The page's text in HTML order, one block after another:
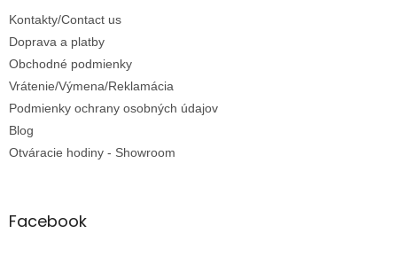
Kontakty/Contact us
Doprava a platby
Obchodné podmienky
Vrátenie/Výmena/Reklamácia
Podmienky ochrany osobných údajov
Blog
Otváracie hodiny - Showroom
Facebook